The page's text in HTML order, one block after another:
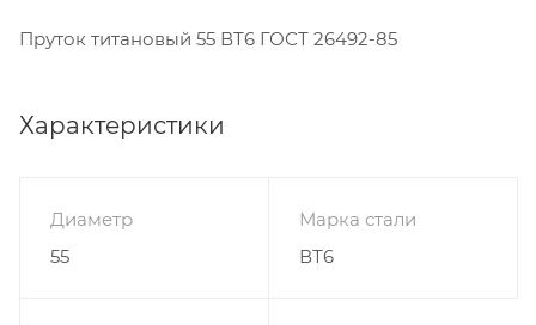
Пруток титановый 55 ВТ6 ГОСТ 26492-85
Характеристики
Диаметр
55
Марка стали
ВТ6